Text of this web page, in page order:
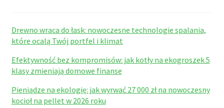
Drewno wraca do łask: nowoczesne technologie spalania,
które ocalą Twój portfel i klimat
Efektywność bez kompromisów: jak kotły na ekogroszek 5
klasy zmieniają domowe finanse
Pieniądze na ekologię: jak wyrwać 27 000 zł na nowoczesny
kocioł na pellet w 2026 roku